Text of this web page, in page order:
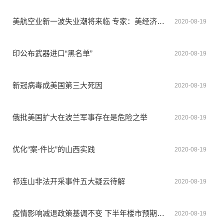
美航空业新一波失业潮将来临 专家：美经济复苏前景灰暗 2020-08-19
印公布武器进口“黑名单” 2020-08-19
新冠病毒成美国第三大死因 2020-08-19
俄批美国扩大在波兰军事存在是危险之举 2020-08-19
优化“案-件比”的山西实践 2020-08-19
祁连山非法开采事件五大疑云待解 2020-08-19
疫情影响减退政策基调不变 下半年楼市预期向好 2020-08-19